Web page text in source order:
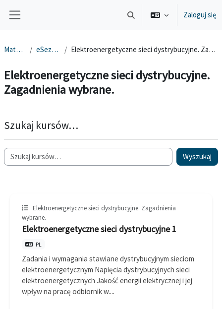
Przełącznik wyszukiwarki
Zaloguj się
Materiały eSezam 1.0 Elektroenergetyczne sieci dystrybucyjne. Zagadnienia wybrane.
Elektroenergetyczne sieci dystrybucyjne.
Zagadnienia wybrane.
Szukaj kursów…
Wyszukaj
Elektroenergetyczne sieci dystrybucyjne. Zagadnienia
wybrane.
Elektroenergetyczne sieci dystrybucyjne 1
PL
Zadania i wymagania stawiane dystrybucyjnym sieciom
elektroenergetycznym Napięcia dystrybucyjnych sieci
elektroenergetycznych Jakość energii elektrycznej i jej
wpływ na pracę odbiornik w....